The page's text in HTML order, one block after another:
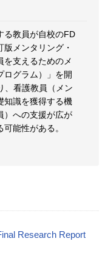
る教員が自校のFD
メンタリング・
を支えるためのメ
ログラム）」を開
、看護教員（メン
知識を獲得する機
）への支援が広が
能性がある。
Research Report